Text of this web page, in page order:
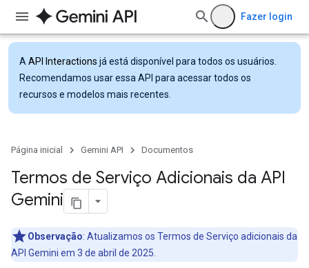
Fazer login
A API Interactions já está disponível para todos os usuários.
Recomendamos usar essa API para acessar todos os
recursos e modelos mais recentes.
Página inicial Gemini API Documentos
Termos de Serviço Adicionais da API
Gemini
Observação: Atualizamos os Termos de Serviço adicionais da
API Gemini em 3 de abril de 2025.